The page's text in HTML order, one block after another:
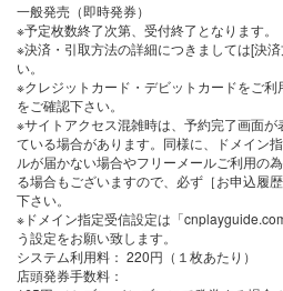
一般発売（即時発券）
※予定枚数終了次第、受付終了となります。
※決済・引取方法の詳細につきましては[決
い。
※クレジットカード・デビットカードをご
をご確認下さい。
※サイトアクセス混雑時は、予約完了画面
ている場合があります。同様に、ドメイン
ルが届かない場合やフリーメールご利用の
る場合もございますので、必ず［お申込履
下さい。
※ドメイン指定受信設定は「
う設定をお願い致します。
システム利用料： 220円（１枚あたり）
店頭発券手数料 ：